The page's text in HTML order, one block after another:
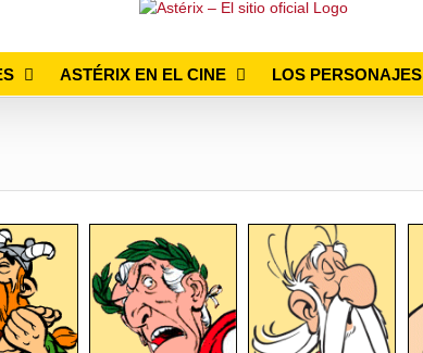
ASTÉRIX EN EL CINE LOS PERSONAJES